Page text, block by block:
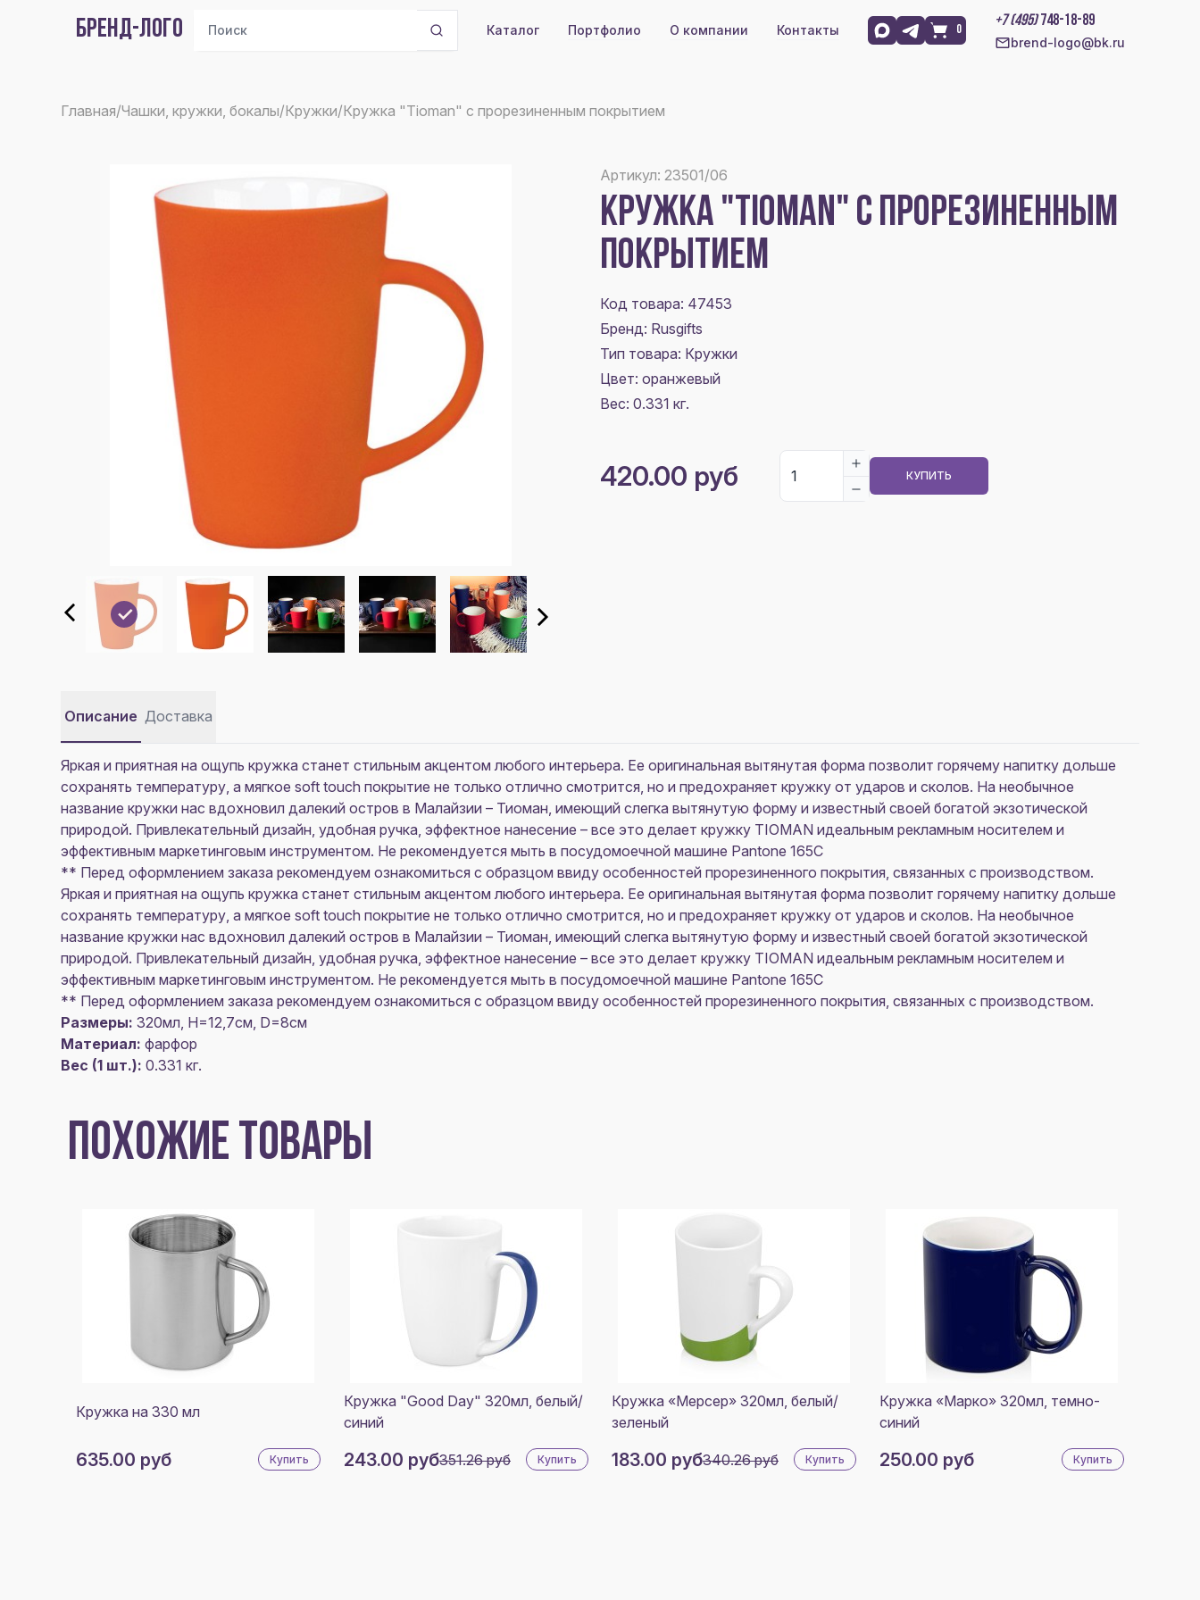
БРЕНД-ЛОГО Каталог Портфолио О компании Контакты 0
+7 (495)748-18-89
brend-logo@bk.ru
Главная/Чашки, кружки, бокалы/Кружки/Кружка "Tioman" с прорезиненным покрытием
Артикул: 23501/06
КРУЖКА "TIOMAN" С ПРОРЕЗИНЕННЫМ
ПОКРЫТИЕМ
Код товара: 47453
Бренд: Rusgifts
Тип товара: Кружки
Цвет: оранжевый
Вес: 0.331 кг.
420.00 руб КУПИТЬ
Описание Доставка
Яркая и приятная на ощупь кружка станет стильным акцентом любого интерьера. Ее оригинальная вытянутая форма позволит горячему напитку дольше
сохранять температуру, а мягкое soft touch покрытие не только отлично смотрится, но и предохраняет кружку от ударов и сколов. На необычное
название кружки нас вдохновил далекий остров в Малайзии – Тиоман, имеющий слегка вытянутую форму и известный своей богатой экзотической
природой. Привлекательный дизайн, удобная ручка, эффектное нанесение – все это делает кружку TIOMAN идеальным рекламным носителем и
эффективным маркетинговым инструментом. Не рекомендуется мыть в посудомоечной машине Pantone 165C
** Перед оформлением заказа рекомендуем ознакомиться с образцом ввиду особенностей прорезиненного покрытия, связанных с производством.
Яркая и приятная на ощупь кружка станет стильным акцентом любого интерьера. Ее оригинальная вытянутая форма позволит горячему напитку дольше
сохранять температуру, а мягкое soft touch покрытие не только отлично смотрится, но и предохраняет кружку от ударов и сколов. На необычное
название кружки нас вдохновил далекий остров в Малайзии – Тиоман, имеющий слегка вытянутую форму и известный своей богатой экзотической
природой. Привлекательный дизайн, удобная ручка, эффектное нанесение – все это делает кружку TIOMAN идеальным рекламным носителем и
эффективным маркетинговым инструментом. Не рекомендуется мыть в посудомоечной машине Pantone 165C
** Перед оформлением заказа рекомендуем ознакомиться с образцом ввиду особенностей прорезиненного покрытия, связанных с производством.
Размеры: 320мл, H=12,7см, D=8см
Материал: фарфор
Вес (1 шт.): 0.331 кг.
ПОХОЖИЕ ТОВАРЫ
Кружка на 330 мл
635.00 руб Купить
Кружка "Good Day" 320мл, белый/
синий
243.00 руб351.26 руб Купить
Кружка «Мерсер» 320мл, белый/
зеленый
183.00 руб340.26 руб Купить
Кружка «Марко» 320мл, темно-
синий
250.00 руб Купить